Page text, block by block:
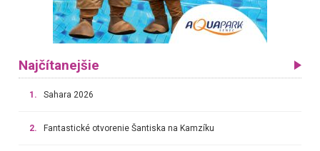
Najčítanejšie
1. Sahara 2026
2. Fantastické otvorenie Šantiska na Kamzíku